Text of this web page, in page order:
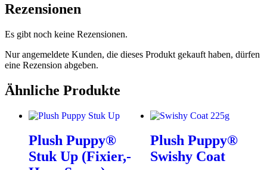
Rezensionen
Es gibt noch keine Rezensionen.
Nur angemeldete Kunden, die dieses Produkt gekauft haben, dürfen
eine Rezension abgeben.
Ähnliche Produkte
Plush Puppy®
Stuk Up (Fixier,-
Plush Puppy®
Swishy Coat